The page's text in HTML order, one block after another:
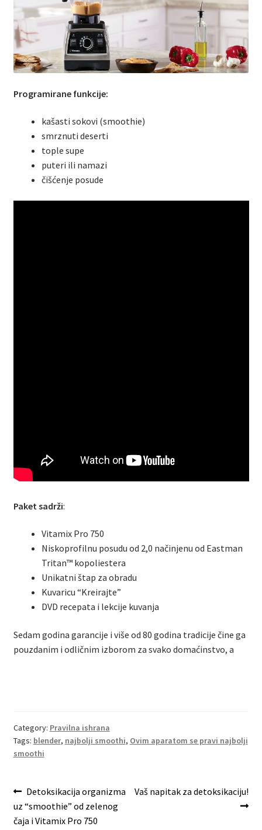
Programirane funkcije:
kašasti sokovi (smoothie)
smrznuti deserti
tople supe
puteri ili namazi
čišćenje posude
Paket sadrži:
Vitamix Pro 750
Niskoprofilnu posudu od 2,0 načinjenu od Eastman
Tritan™ kopoliestera
Unikatni štap za obradu
Kuvaricu “Kreirajte”
DVD recepata i lekcije kuvanja
Sedam godina garancije i više od 80 godina tradicije čine ga
pouzdanim i odličnim izborom za svako domaćinstvo, a
Category: Pravilna ishrana
Tags: blender, najbolji smoothi, Ovim aparatom se pravi najbolji
smoothi
Post
navigation
Previous
post:
Detoksikacija organizma
uz “smoothie” od zelenog
čaja i Vitamix Pro 750
Next
Vaš napitak za detoksikaciju!